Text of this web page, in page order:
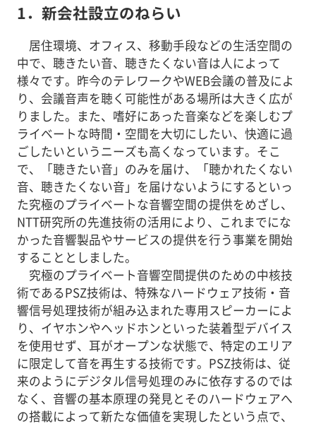
1．新会社設立のねらい
居住環境、オフィス、移動手段などの生活空間の
中で、聴きたい音、聴きたくない音は人によって
様々です。昨今のテレワークやWEB会議の普及によ
り、会議音声を聴く可能性がある場所は大きく広が
りました。また、嗜好にあった音楽などを楽しむプ
ライベートな時間・空間を大切にしたい、快適に過
ごしたいというニーズも高くなっています。そこ
で、「聴きたい音」のみを届け、「聴かれたくない
音、聴きたくない音」を届けないようにするといっ
た究極のプライベートな音響空間の提供をめざし、
NTT研究所の先進技術の活用により、これまでにな
かった音響製品やサービスの提供を行う事業を開始
することとしました。
究極のプライベート音響空間提供のための中核技
術であるPSZ技術は、特殊なハードウェア技術・音
響信号処理技術が組み込まれた専用スピーカーによ
り、イヤホンやヘッドホンといった装着型デバイス
を使用せず、耳がオープンな状態で、特定のエリア
に限定して音を再生する技術です。PSZ技術は、従
来のようにデジタル信号処理のみに依存するのでは
なく、音響の基本原理の発見とそのハードウェアへ
の搭載によって新たな価値を実現したという点で、